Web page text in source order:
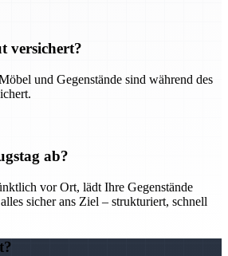
versichert?
und Gegenstände sind während des
ab?
vor Ort, lädt Ihre Gegenstände
sicher ans Ziel – strukturiert, schnell